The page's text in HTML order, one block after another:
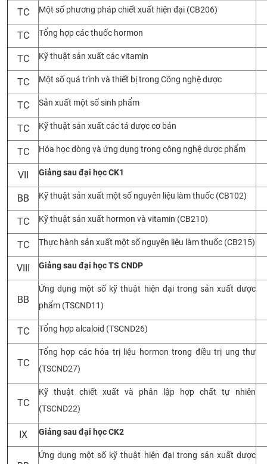
TC Một số phương pháp chiết xuất hiện đại (CB206)
TC Tổng hợp các thuốc hormon
TC Kỹ thuật sản xuất các vitamin
TC Một số quá trình và thiết bị trong Công nghệ dược
TC Sản xuất một số sinh phẩm
TC Kỹ thuật sản xuất các tá dược cơ bản
TC Hóa học dòng và ứng dụng trong công nghệ dược phẩm
VII Giảng sau đại học CK1
BB Kỹ thuật sản xuất một số nguyên liệu làm thuốc (CB102)
TC Kỹ thuật sản xuất hormon và vitamin (CB210)
TC Thực hành sản xuất một số nguyên liệu làm thuốc (CB215)
VIII Giảng sau đại học TS CNDP
BB
Ứng dụng một số kỹ thuật hiện đại trong sản xuất dược
phẩm (TSCND11)
TC Tổng hợp alcaloid (TSCND26)
TC
Tổng hợp các hóa trị liệu hormon trong điều trị ung thư
(TSCND27)
TC
Kỹ thuật chiết xuất và phân lập hợp chất tự nhiên
(TSCND22)
IX Giảng sau đại học CK2
Ứng dụng một số kỹ thuật hiện đại trong sản xuất dược